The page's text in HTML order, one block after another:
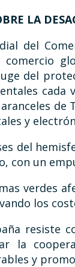
LA
del
comercio
del
y
del
con un
verdes
los
resiste
la
y